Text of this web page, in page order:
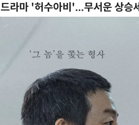
드라마 '허수아비'...무서운 상승세